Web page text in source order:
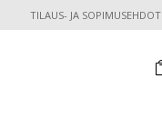
TILAUS- JA SOPIMUSEHDOT